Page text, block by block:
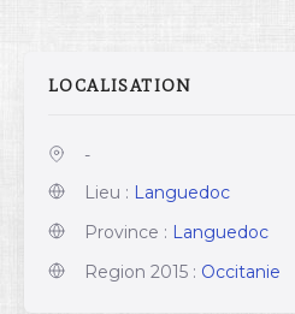
LOCALISATION
-
Lieu : Languedoc
Province : Languedoc
Region 2015 : Occitanie